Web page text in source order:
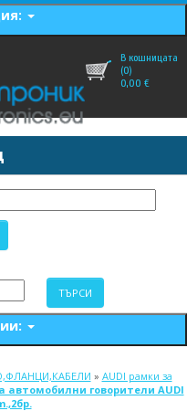
В кошницата
(0)
0,00 €
» AUDI рамки за
автомобилни говорители AUDI